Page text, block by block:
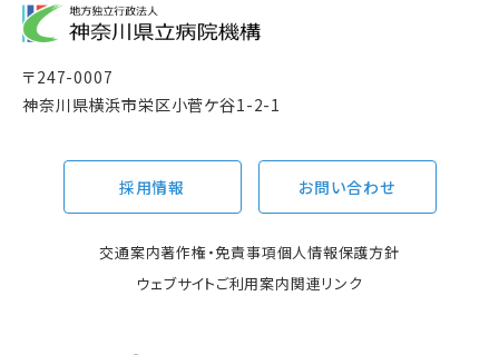
〒247-0007
神奈川県横浜市栄区小菅ケ谷1-2-1
採用情報 お問い合わせ
交通案内著作権・免責事項個人情報保護方針
ウェブサイトご利用案内関連リンク